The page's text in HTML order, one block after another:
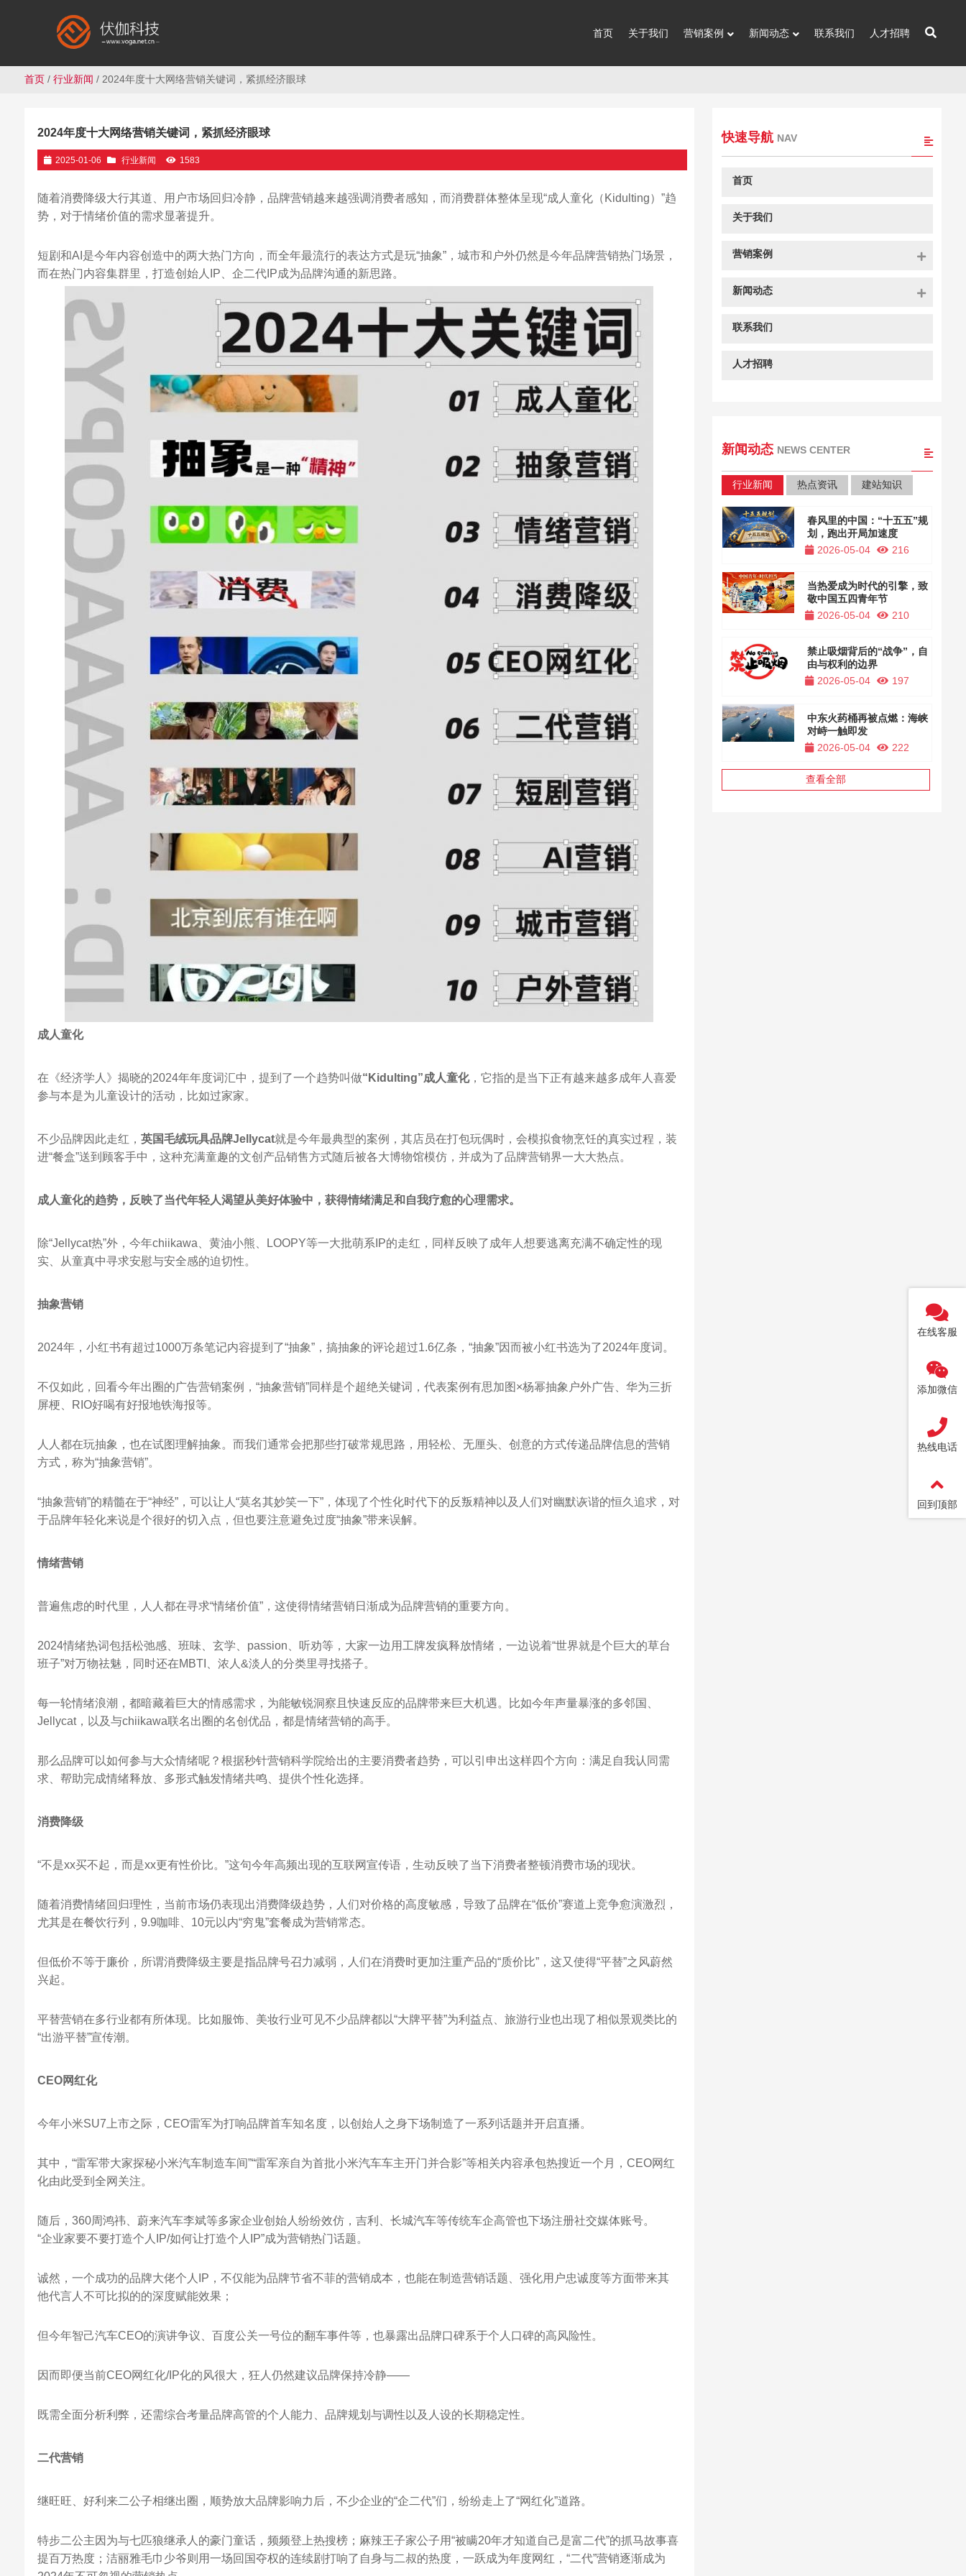
首页 关于我们 营销案例 新闻动态 联系我们 人才招聘
首页/ 行业新闻 / 2024年度十大网络营销关键词，紧抓经济眼球
2024年度十大网络营销关键词，紧抓经济眼球
2025-01-06 行业新闻 1583
随着消费降级大行其道、用户市场回归冷静，品牌营销越来越强调消费者感知，而消费群体整体呈现“成人童化（Kidulting）”趋
势，对于情绪价值的需求显著提升。
短剧和AI是今年内容创造中的两大热门方向，而全年最流行的表达方式是玩“抽象”，城市和户外仍然是今年品牌营销热门场景，
而在热门内容集群里，打造创始人IP、企二代IP成为品牌沟通的新思路。
成人童化
在《经济学人》揭晓的2024年年度词汇中，提到了一个趋势叫做“Kidulting”成人童化，它指的是当下正有越来越多成年人喜爱
参与本是为儿童设计的活动，比如过家家。
不少品牌因此走红，英国毛绒玩具品牌Jellycat就是今年最典型的案例，其店员在打包玩偶时，会模拟食物烹饪的真实过程，装
进“餐盒”送到顾客手中，这种充满童趣的文创产品销售方式随后被各大博物馆模仿，并成为了品牌营销界一大大热点。
成人童化的趋势，反映了当代年轻人渴望从美好体验中，获得情绪满足和自我疗愈的心理需求。
除“Jellycat热”外，今年chiikawa、黄油小熊、LOOPY等一大批萌系IP的走红，同样反映了成年人想要逃离充满不确定性的现
实、从童真中寻求安慰与安全感的迫切性。
抽象营销
2024年，小红书有超过1000万条笔记内容提到了“抽象”，搞抽象的评论超过1.6亿条，“抽象”因而被小红书选为了2024年度词。
不仅如此，回看今年出圈的广告营销案例，“抽象营销”同样是个超绝关键词，代表案例有思加图×杨幂抽象户外广告、华为三折
屏梗、RIO好喝有好报地铁海报等。
人人都在玩抽象，也在试图理解抽象。而我们通常会把那些打破常规思路，用轻松、无厘头、创意的方式传递品牌信息的营销
方式，称为“抽象营销”。
“抽象营销”的精髓在于“神经”，可以让人“莫名其妙笑一下”，体现了个性化时代下的反叛精神以及人们对幽默诙谐的恒久追求，对
于品牌年轻化来说是个很好的切入点，但也要注意避免过度“抽象”带来误解。
情绪营销
普遍焦虑的时代里，人人都在寻求“情绪价值”，这使得情绪营销日渐成为品牌营销的重要方向。
2024情绪热词包括松弛感、班味、玄学、passion、听劝等，大家一边用工牌发疯释放情绪，一边说着“世界就是个巨大的草台
班子”对万物祛魅，同时还在MBTI、浓人&淡人的分类里寻找搭子。
每一轮情绪浪潮，都暗藏着巨大的情感需求，为能敏锐洞察且快速反应的品牌带来巨大机遇。比如今年声量暴涨的多邻国、
Jellycat，以及与chiikawa联名出圈的名创优品，都是情绪营销的高手。
那么品牌可以如何参与大众情绪呢？根据秒针营销科学院给出的主要消费者趋势，可以引申出这样四个方向：满足自我认同需
求、帮助完成情绪释放、多形式触发情绪共鸣、提供个性化选择。
消费降级
“不是xx买不起，而是xx更有性价比。”这句今年高频出现的互联网宣传语，生动反映了当下消费者整顿消费市场的现状。
随着消费情绪回归理性，当前市场仍表现出消费降级趋势，人们对价格的高度敏感，导致了品牌在“低价”赛道上竞争愈演激烈，
尤其是在餐饮行列，9.9咖啡、10元以内“穷鬼”套餐成为营销常态。
但低价不等于廉价，所谓消费降级主要是指品牌号召力减弱，人们在消费时更加注重产品的“质价比”，这又使得“平替”之风蔚然
兴起。
平替营销在多行业都有所体现。比如服饰、美妆行业可见不少品牌都以“大牌平替”为利益点、旅游行业也出现了相似景观类比的
“出游平替”宣传潮。
CEO网红化
今年小米SU7上市之际，CEO雷军为打响品牌首车知名度，以创始人之身下场制造了一系列话题并开启直播。
其中，“雷军带大家探秘小米汽车制造车间”“雷军亲自为首批小米汽车车主开门并合影”等相关内容承包热搜近一个月，CEO网红
化由此受到全网关注。
随后，360周鸿祎、蔚来汽车李斌等多家企业创始人纷纷效仿，吉利、长城汽车等传统车企高管也下场注册社交媒体账号。
“企业家要不要打造个人IP/如何让打造个人IP”成为营销热门话题。
诚然，一个成功的品牌大佬个人IP，不仅能为品牌节省不菲的营销成本，也能在制造营销话题、强化用户忠诚度等方面带来其
他代言人不可比拟的的深度赋能效果；
但今年智己汽车CEO的演讲争议、百度公关一号位的翻车事件等，也暴露出品牌口碑系于个人口碑的高风险性。
因而即便当前CEO网红化/IP化的风很大，狂人仍然建议品牌保持冷静——
既需全面分析利弊，还需综合考量品牌高管的个人能力、品牌规划与调性以及人设的长期稳定性。
二代营销
继旺旺、好利来二公子相继出圈，顺势放大品牌影响力后，不少企业的“企二代”们，纷纷走上了“网红化”道路。
特步二公主因为与七匹狼继承人的豪门童话，频频登上热搜榜；麻辣王子家公子用“被瞒20年才知道自己是富二代”的抓马故事喜
提百万热度；洁丽雅毛巾少爷则用一场回国夺权的连续剧打响了自身与二叔的热度，一跃成为年度网红，“二代”营销逐渐成为
快速导航 NAV
首页
关于我们
营销案例
新闻动态
联系我们
人才招聘
新闻动态 NEWS CENTER
行业新闻 热点资讯 建站知识
春风里的中国：“十五五”规
划，跑出开局加速度
2026-05-04
216
当热爱成为时代的引擎，致
敬中国五四青年节
2026-05-04
210
禁止吸烟背后的“战争”，自
由与权利的边界
2026-05-04
197
中东火药桶再被点燃：海峡
对峙一触即发
2026-05-04
222
查看全部
在线客服
添加微信
热线电话
回到顶部